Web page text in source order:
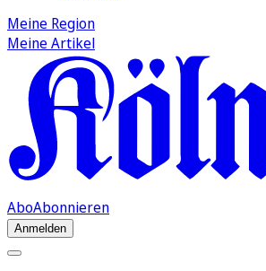
Meine Region
Meine Artikel
AboAbonnieren
Anmelden